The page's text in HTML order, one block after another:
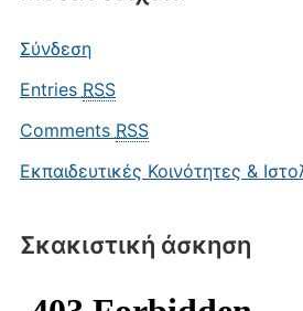
Σύνδεση
Entries RSS
Comments RSS
Εκπαιδευτικές Κοινότητες &
Σκακιστική άσκηση